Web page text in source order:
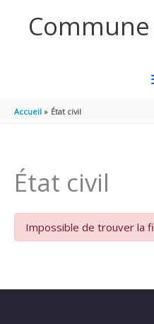
Accueil État civil
État civil
Impossible de trouver la